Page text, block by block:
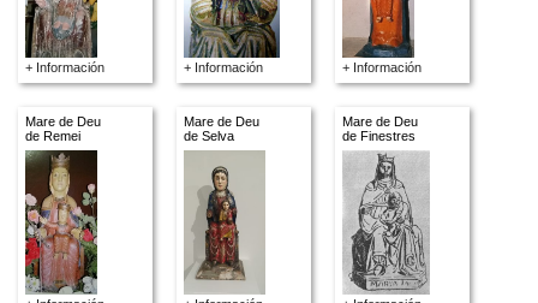
+ Información + Información + Información
Mare de Deu
de Remei
Mare de Deu
de Selva
Mare de Deu
de Finestres